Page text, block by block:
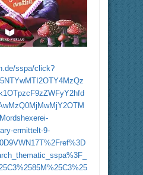
sspa/click?
ermittelt-9-